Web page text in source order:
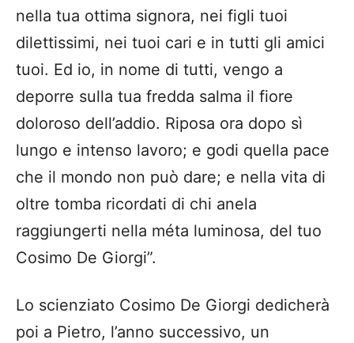
nella tua ottima signora, nei figli tuoi
dilettissimi, nei tuoi cari e in tutti gli amici
tuoi. Ed io, in nome di tutti, vengo a
deporre sulla tua fredda salma il fiore
doloroso dell’addio. Riposa ora dopo sì
lungo e intenso lavoro; e godi quella pace
che il mondo non può dare; e nella vita di
oltre tomba ricordati di chi anela
raggiungerti nella méta luminosa, del tuo
Cosimo De Giorgi”.
Lo scienziato Cosimo De Giorgi dedicherà
poi a Pietro, l’anno successivo, un